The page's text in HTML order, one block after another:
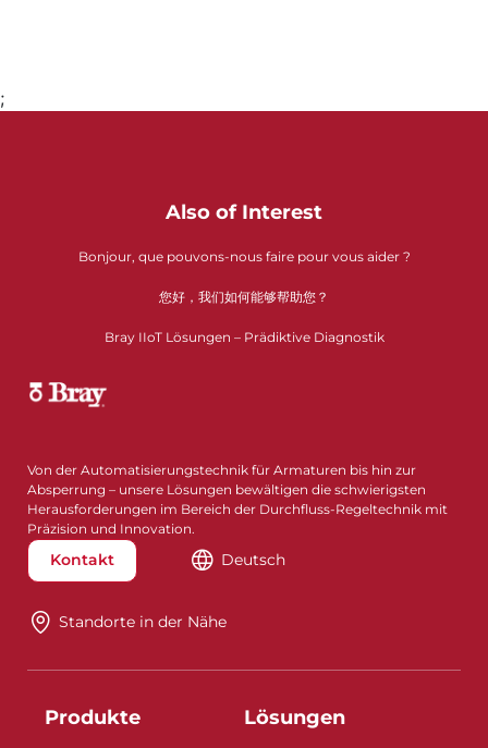
;
Also of Interest
Bonjour, que pouvons-nous faire pour vous aider ?
您好，我们如何能够帮助您？
Bray IIoT Lösungen – Prädiktive Diagnostik
Von der Automatisierungstechnik für Armaturen bis hin zur
Absperrung – unsere Lösungen bewältigen die schwierigsten
Herausforderungen im Bereich der Durchfluss-Regeltechnik mit
Präzision und Innovation.
Kontakt Deutsch
Standorte in der Nähe​​​​​​​
Produkte Lösungen